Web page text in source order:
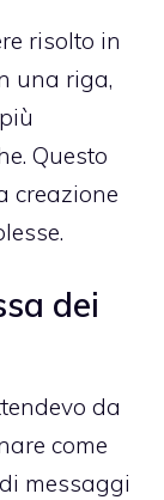
risolto in
una riga,
Questo
creazione
dei
da
come
messaggi